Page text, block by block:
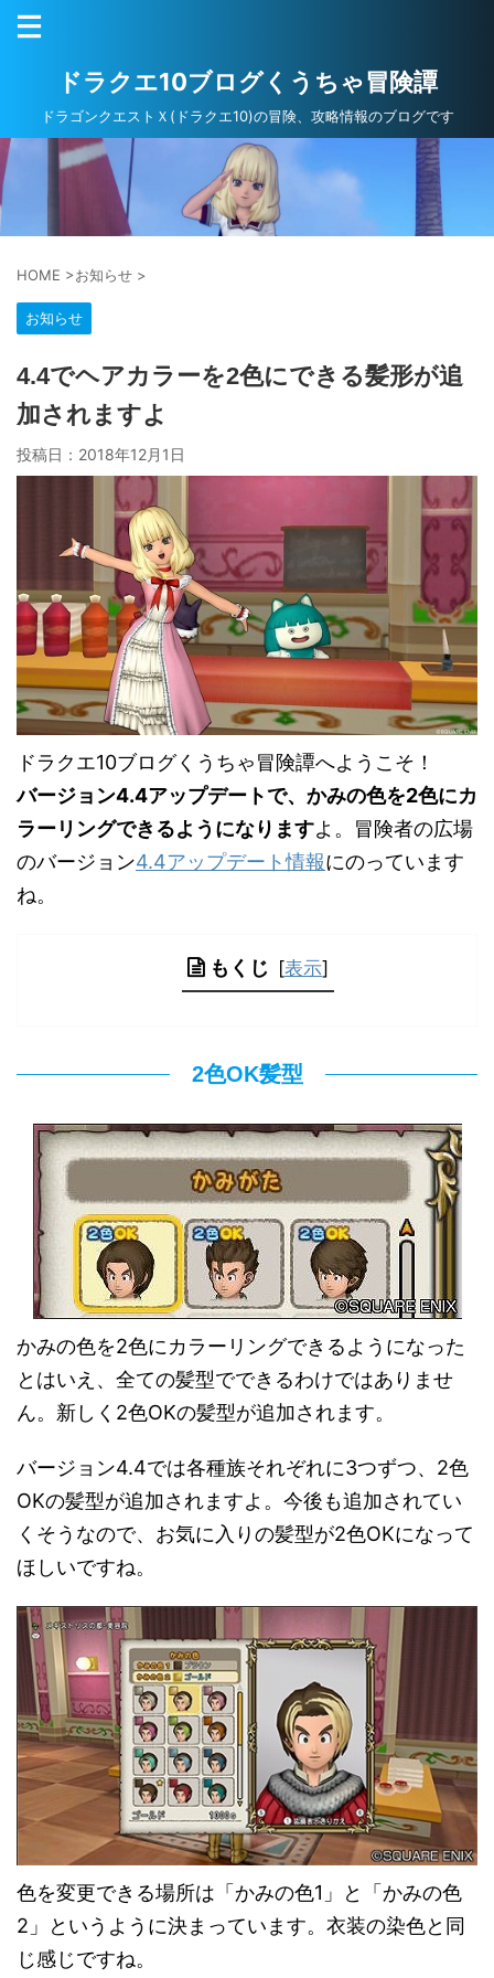
ドラクエ10ブログくうちゃ冒険譚
ドラゴンクエストＸ(ドラクエ10)の冒険、攻略情報のブログです
HOME >お知らせ >
お知らせ
4.4でヘアカラーを2色にできる髪形が追
加されますよ
投稿日： 2018年12月1日
ドラクエ10ブログくうちゃ冒険譚へようこそ！
バージョン4.4アップデートで、かみの色を2色にカ
ラーリングできるようになりますよ。冒険者の広場
のバージョン4.4アップデート情報にのっています
ね。
もくじ [表示]
2色OK髪型
かみの色を2色にカラーリングできるようになった
とはいえ、全ての髪型でできるわけではありませ
ん。新しく2色OKの髪型が追加されます。
バージョン4.4では各種族それぞれに3つずつ、2色
OKの髪型が追加されますよ。今後も追加されてい
くそうなので、お気に入りの髪型が2色OKになって
ほしいですね。
色を変更できる場所は「かみの色1」と「かみの色
2」というように決まっています。衣装の染色と同
じ感じですね。